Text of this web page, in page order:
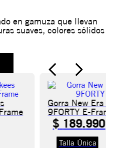
en gamuza que llevan
suaves, colores sólidos
Gorra New Era
9FORTY E-Frame
$ 189.990
Talla Única